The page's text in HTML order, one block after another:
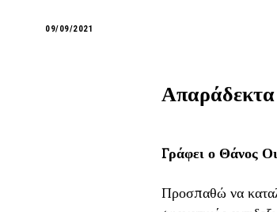
09/09/2021
Απαράδεκτα
Γράφει ο Θάνος
Προσπαθώ να